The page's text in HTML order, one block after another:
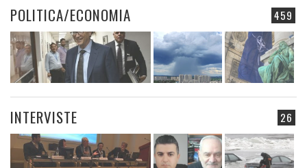
459
POLITICA/ECONOMIA
26
INTERVISTE